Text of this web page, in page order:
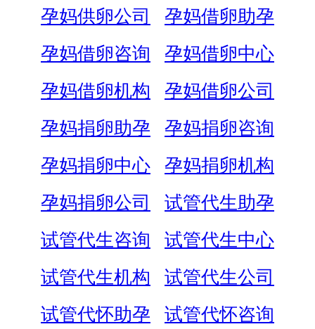
孕妈供卵公司
孕妈借卵助孕
孕妈借卵咨询
孕妈借卵中心
孕妈借卵机构
孕妈借卵公司
孕妈捐卵助孕
孕妈捐卵咨询
孕妈捐卵中心
孕妈捐卵机构
孕妈捐卵公司
试管代生助孕
试管代生咨询
试管代生中心
试管代生机构
试管代生公司
试管代怀助孕
试管代怀咨询